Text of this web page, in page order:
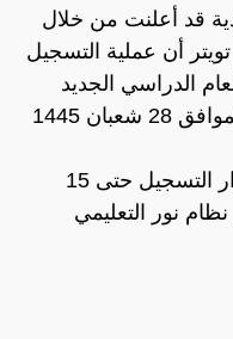
قد أعلنت من خلال
أن عملية التسجيل
الدراسي الجديد
بدأت يوم الأربعاء 7 أبريل الموافق 28 شعبان 1445
وأشارت الوزارة إلى استمرار التسجيل حتى 15
عبر نظام نور التعليمي